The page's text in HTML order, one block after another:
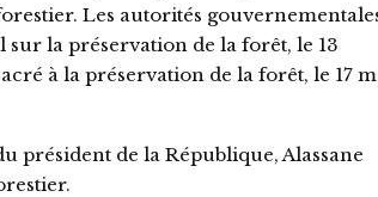
Les autorités
la préservation de la forêt, le 13
à la préservation de la forêt, le 17
président de la République, Alassane